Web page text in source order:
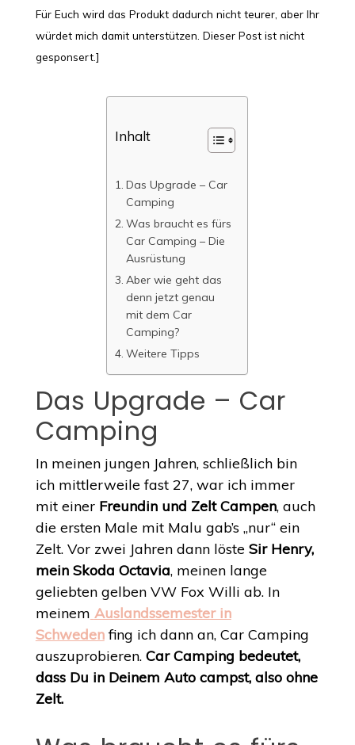
Für Euch wird das Produkt dadurch nicht teurer, aber Ihr
würdet mich damit unterstützen. Dieser Post ist nicht
gesponsert.]
Inhalt
Das Upgrade – Car
Camping
Was braucht es fürs
Car Camping – Die
Ausrüstung
Aber wie geht das
denn jetzt genau
mit dem Car
Camping?
Weitere Tipps
Das Upgrade – Car
Camping
In meinen jungen Jahren, schließlich bin
ich mittlerweile fast 27, war ich immer
mit einer Freundin und Zelt Campen, auch
die ersten Male mit Malu gab’s „nur“ ein
Zelt. Vor zwei Jahren dann löste Sir Henry,
mein Skoda Octavia, meinen lange
geliebten gelben VW Fox Willi ab. In
meinem Auslandssemester in
Schwedenfing ich dann an, Car Camping
auszuprobieren. Car Camping bedeutet,
dass Du in Deinem Auto campst, also ohne
Zelt.